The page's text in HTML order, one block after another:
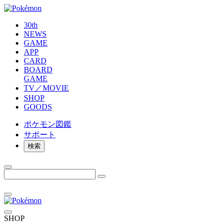
30th
NEWS
GAME
APP
CARD
BOARD
GAME
TV／MOVIE
SHOP
GOODS
ポケモン図鑑
サポート
検索
SHOP